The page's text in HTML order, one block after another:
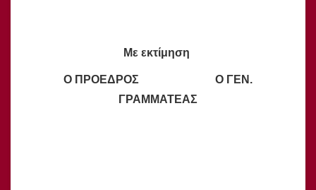
Με εκτίμηση
Ο ΠΡΟΕΔΡΟΣ Ο ΓΕΝ.
ΓΡΑΜΜΑΤΕΑΣ